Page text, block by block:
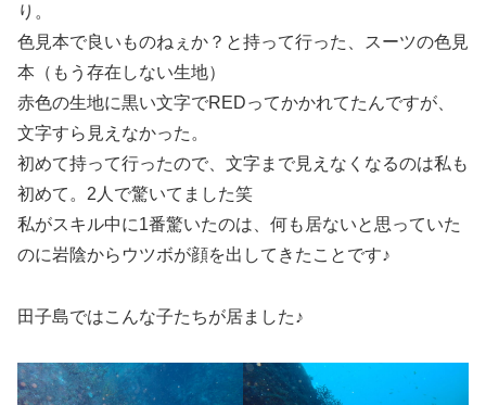
り。
色見本で良いものねぇか？と持って行った、スーツの色見
本（もう存在しない生地）
赤色の生地に黒い文字でREDってかかれてたんですが、
文字すら見えなかった。
初めて持って行ったので、文字まで見えなくなるのは私も
初めて。2人で驚いてました笑
私がスキル中に1番驚いたのは、何も居ないと思っていた
のに岩陰からウツボが顔を出してきたことです♪
田子島ではこんな子たちが居ました♪